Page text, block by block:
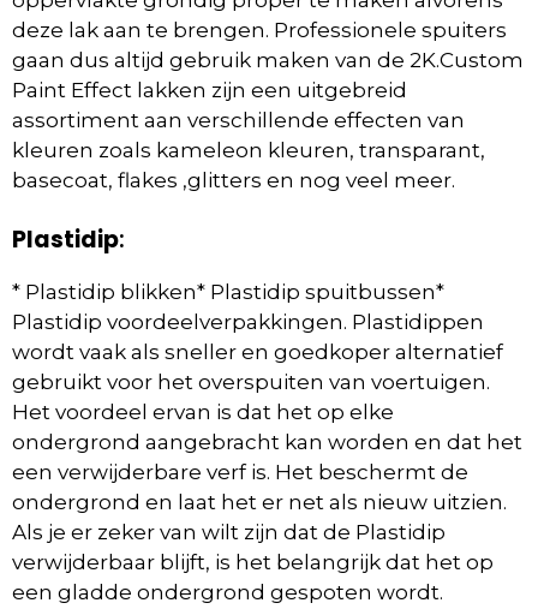
deze lak aan te brengen. Professionele spuiters
gaan dus altijd gebruik maken van de 2K.Custom
Paint Effect lakken zijn een uitgebreid
assortiment aan verschillende effecten van
kleuren zoals kameleon kleuren, transparant,
basecoat, flakes ,glitters en nog veel meer.
Plastidip:
* Plastidip blikken* Plastidip spuitbussen*
Plastidip voordeelverpakkingen. Plastidippen
wordt vaak als sneller en goedkoper alternatief
gebruikt voor het overspuiten van voertuigen.
Het voordeel ervan is dat het op elke
ondergrond aangebracht kan worden en dat het
een verwijderbare verf is. Het beschermt de
ondergrond en laat het er net als nieuw uitzien.
Als je er zeker van wilt zijn dat de Plastidip
verwijderbaar blijft, is het belangrijk dat het op
een gladde ondergrond gespoten wordt.